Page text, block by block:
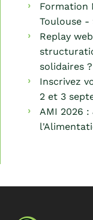
Formation
Toulouse -
Replay
solidaires ?
Inscrivez
2 et 3
AMI 2026